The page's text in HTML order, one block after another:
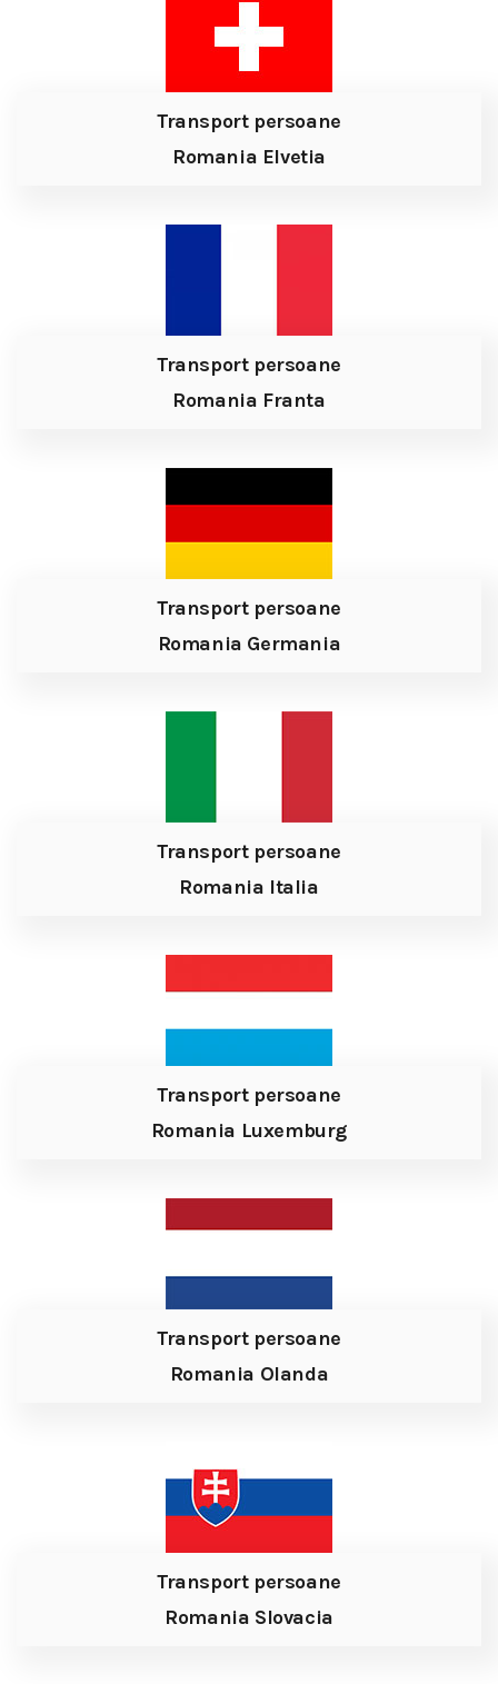
Transport persoane
Romania Elvetia
Transport persoane
Romania Franta
Transport persoane
Romania Germania
Transport persoane
Romania Italia
Transport persoane
Romania Luxemburg
Transport persoane
Romania Olanda
Transport persoane
Romania Slovacia